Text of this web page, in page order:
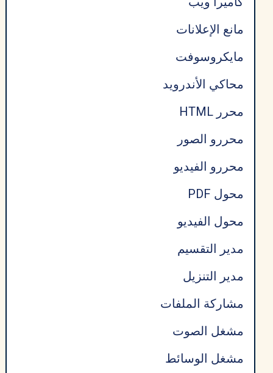
مانع الإعلانات
مايكروسوفت
محاكي الأندرويد
محرر HTML
محررو الصور
محررو الفيديو
محول PDF
محول الفيديو
مدير التقسيم
مدير التنزيل
مشاركة الملفات
مشغل الصوت
مشغل الوسائط